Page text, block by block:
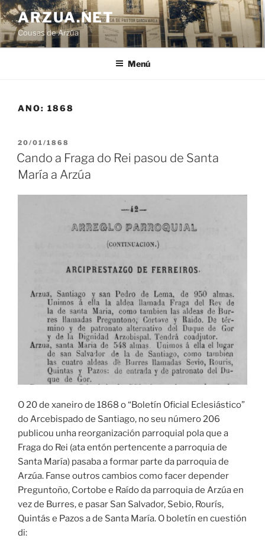
Ir
o
contido
ARZUA.NET
Cousas de Arzúa
Menú
ANO: 1868
PUBLICADO
EN
20/01/1868
Cando a Fraga do Rei pasou de Santa
María a Arzúa
O 20 de xaneiro de 1868 o “Boletín Oficial Eclesiástico”
do Arcebispado de Santiago, no seu número 206
publicou unha reorganización parroquial pola que a
Fraga do Rei (ata entón pertencente a parroquia de
Santa María) pasaba a formar parte da parroquia de
Arzúa. Fanse outros cambios como facer depender
Preguntoño, Cortobe e Raído da parroquia de Arzúa en
vez de Burres, e pasar San Salvador, Sebio, Rourís,
Quintás e Pazos a de Santa María. O boletín en cuestión
di: